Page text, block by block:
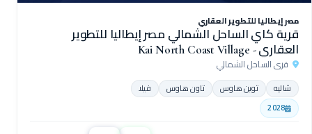
مصر إيطاليا للتطوير العقاري
قرية كاي الساحل الشمالي مصر إيطاليا للتطوير
العقاري - Kai North Coast Village
قرى الساحل الشمالي
شاليه توين هاوس تاون هاوس
فيلا
2028